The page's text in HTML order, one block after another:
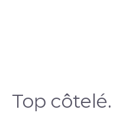
Top côtelé.